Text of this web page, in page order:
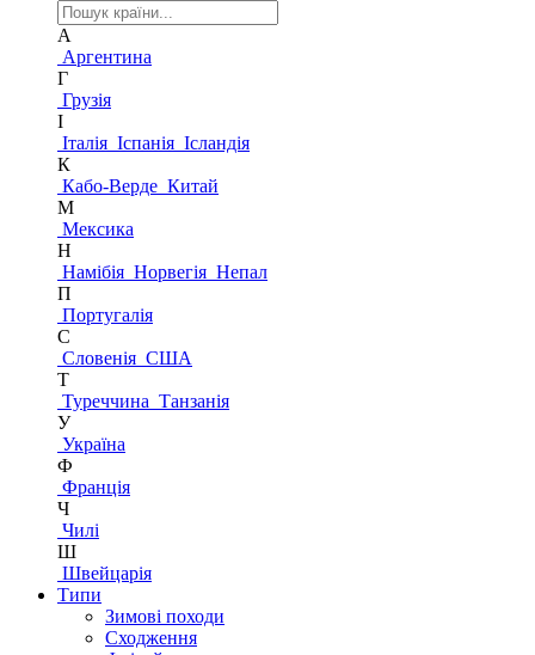
А
Аргентина
Г
Грузія
І
Італія Іспанія Ісландія
К
Кабо-Верде Китай
М
Мексика
Н
Намібія Норвегія Непал
П
Португалія
С
Словенія США
Т
Туреччина Танзанія
У
Україна
Ф
Франція
Ч
Чилі
Ш
Швейцарія
Типи
Зимові походи
Сходження